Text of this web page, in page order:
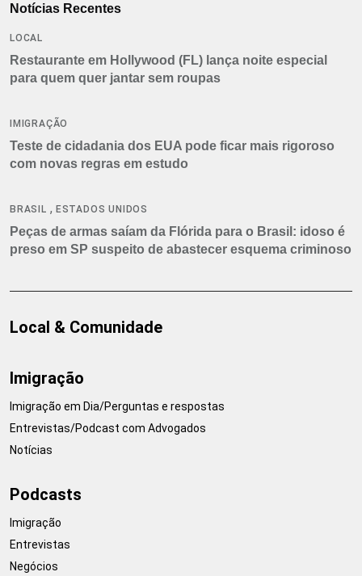
Notícias Recentes
LOCAL
Restaurante em Hollywood (FL) lança noite especial
para quem quer jantar sem roupas
IMIGRAÇÃO
Teste de cidadania dos EUA pode ficar mais rigoroso
com novas regras em estudo
BRASIL , ESTADOS UNIDOS
Peças de armas saíam da Flórida para o Brasil: idoso é
preso em SP suspeito de abastecer esquema criminoso
Local & Comunidade
Imigração
Imigração em Dia/Perguntas e respostas
Entrevistas/Podcast com Advogados
Notícias
Podcasts
Imigração
Entrevistas
Negócios